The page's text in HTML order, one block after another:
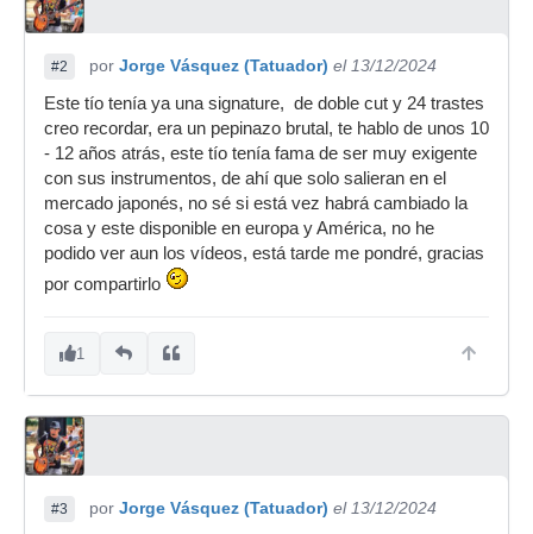
#2 por Jorge Vásquez (Tatuador) el 13/12/2024
Este tío tenía ya una signature, de doble cut y 24 trastes
creo recordar, era un pepinazo brutal, te hablo de unos 10
- 12 años atrás, este tío tenía fama de ser muy exigente
con sus instrumentos, de ahí que solo salieran en el
mercado japonés, no sé si está vez habrá cambiado la
cosa y este disponible en europa y América, no he
podido ver aun los vídeos, está tarde me pondré, gracias
por compartirlo
1
#3 por Jorge Vásquez (Tatuador) el 13/12/2024